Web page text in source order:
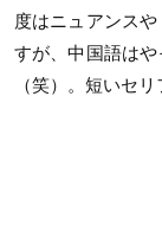
度はニュアンス
すが、中国語は
（笑）。短いセ